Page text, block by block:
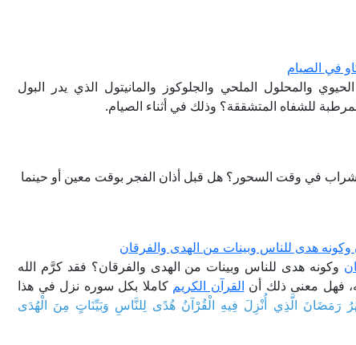
في الصيام
والمحلول الملحي والجلوكوز والمانيتول الذي يدر البول
للشفاه المتشققة؟ وذلك في أثناء الصيام.
في وقت السحور؟ هل قبل أذان الفجر بوقت معين أو حينما
هدى للناس وبينات من الهدى والفرقان
وكونه هدى للناس وبينات من الهدى والفرقان؟ فقد كرَّم الله
فهل معنى ذلك أن القرآن الكريم كاملا بكل سوره نزل في هذا
رَمَضَانَ الَّذِي أُنْزِلَ فِيهِ الْقُرْآنُ هُدًى لِلنَّاسِ وَبَيِّنَاتٍ مِنَ الْهُدَى